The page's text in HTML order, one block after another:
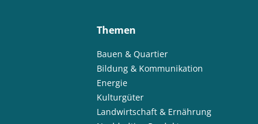
Themen
Bauen & Quartier
Bildung & Kommunikation
Energie
Kulturgüter
Landwirtschaft & Ernährung